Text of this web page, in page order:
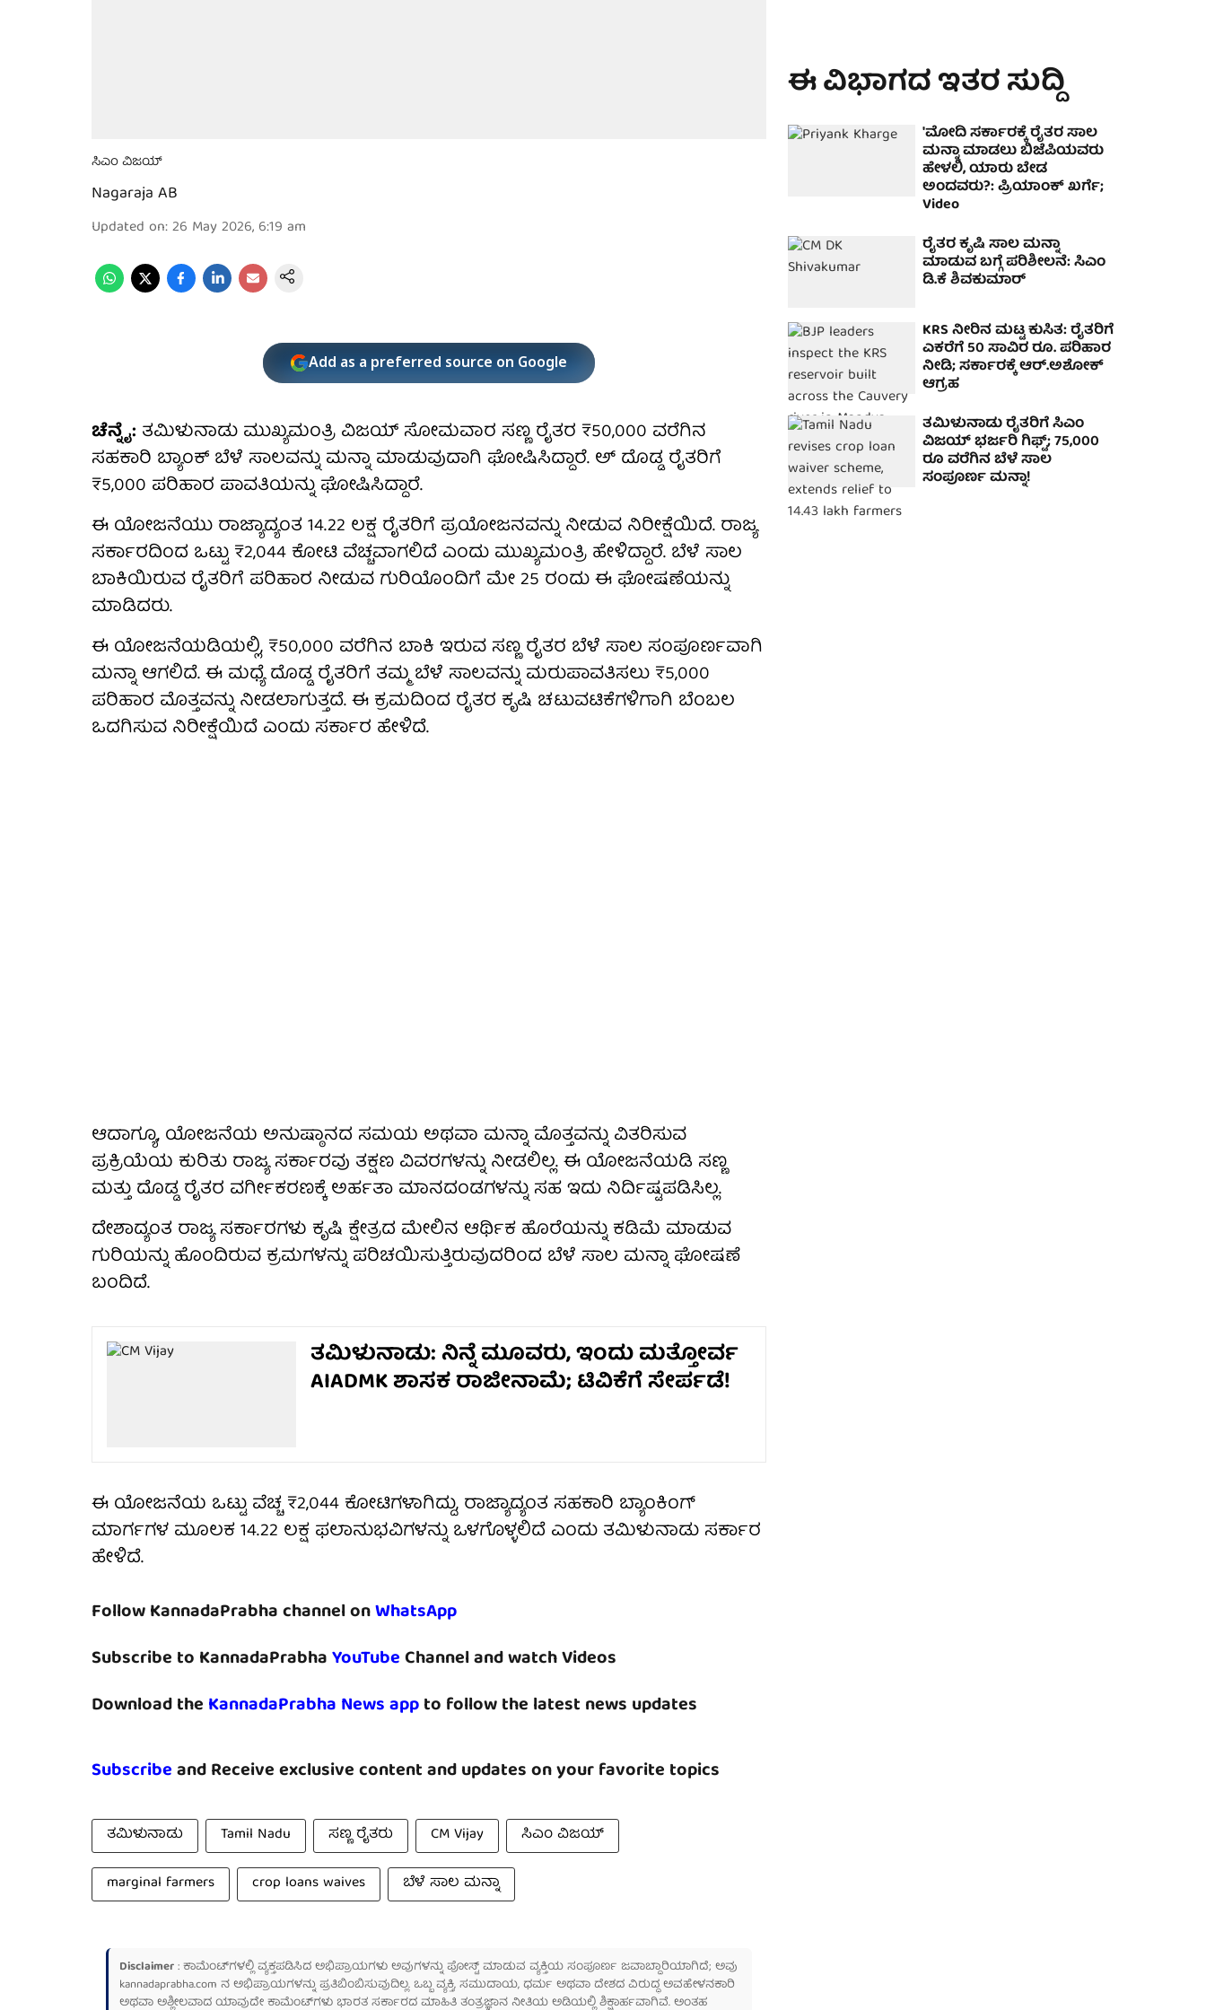
ಸಿಎಂ ವಿಜಯ್
Nagaraja AB
Updated on:26 May 2026, 6:19 am
Add as a preferred source on Google
ಚೆನ್ನೈ: ತಮಿಳುನಾಡು ಮುಖ್ಯಮಂತ್ರಿ ವಿಜಯ್ ಸೋಮವಾರ ಸಣ್ಣ ರೈತರ ₹50,000 ವರೆಗಿನ
ಸಹಕಾರಿ ಬ್ಯಾಂಕ್ ಬೆಳೆ ಸಾಲವನ್ನು ಮನ್ನಾ ಮಾಡುವುದಾಗಿ ಘೋಷಿಸಿದ್ದಾರೆ. ಅ್ ದೊಡ್ಡ ರೈತರಿಗೆ
₹5,000 ಪರಿಹಾರ ಪಾವತಿಯನ್ನು ಘೋಷಿಸಿದ್ದಾರೆ.
ಈ ಯೋಜನೆಯು ರಾಜ್ಯಾದ್ಯಂತ 14.22 ಲಕ್ಷ ರೈತರಿಗೆ ಪ್ರಯೋಜನವನ್ನು ನೀಡುವ ನಿರೀಕ್ಷೆಯಿದೆ. ರಾಜ್ಯ
ಸರ್ಕಾರದಿಂದ ಒಟ್ಟು ₹2,044 ಕೋಟಿ ವೆಚ್ಚವಾಗಲಿದೆ ಎಂದು ಮುಖ್ಯಮಂತ್ರಿ ಹೇಳಿದ್ದಾರೆ. ಬೆಳೆ ಸಾಲ
ಬಾಕಿಯಿರುವ ರೈತರಿಗೆ ಪರಿಹಾರ ನೀಡುವ ಗುರಿಯೊಂದಿಗೆ ಮೇ 25 ರಂದು ಈ ಘೋಷಣೆಯನ್ನು
ಮಾಡಿದರು.
ಈ ಯೋಜನೆಯಡಿಯಲ್ಲಿ, ₹50,000 ವರೆಗಿನ ಬಾಕಿ ಇರುವ ಸಣ್ಣ ರೈತರ ಬೆಳೆ ಸಾಲ ಸಂಪೂರ್ಣವಾಗಿ
ಮನ್ನಾ ಆಗಲಿದೆ. ಈ ಮಧ್ಯೆ ದೊಡ್ಡ ರೈತರಿಗೆ ತಮ್ಮ ಬೆಳೆ ಸಾಲವನ್ನು ಮರುಪಾವತಿಸಲು ₹5,000
ಪರಿಹಾರ ಮೊತ್ತವನ್ನು ನೀಡಲಾಗುತ್ತದೆ. ಈ ಕ್ರಮದಿಂದ ರೈತರ ಕೃಷಿ ಚಟುವಟಿಕೆಗಳಿಗಾಗಿ ಬೆಂಬಲ
ಒದಗಿಸುವ ನಿರೀಕ್ಷೆಯಿದೆ ಎಂದು ಸರ್ಕಾರ ಹೇಳಿದೆ.
ಆದಾಗ್ಯೂ, ಯೋಜನೆಯ ಅನುಷ್ಠಾನದ ಸಮಯ ಅಥವಾ ಮನ್ನಾ ಮೊತ್ತವನ್ನು ವಿತರಿಸುವ
ಪ್ರಕ್ರಿಯೆಯ ಕುರಿತು ರಾಜ್ಯ ಸರ್ಕಾರವು ತಕ್ಷಣ ವಿವರಗಳನ್ನು ನೀಡಲಿಲ್ಲ. ಈ ಯೋಜನೆಯಡಿ ಸಣ್ಣ
ಮತ್ತು ದೊಡ್ಡ ರೈತರ ವರ್ಗೀಕರಣಕ್ಕೆ ಅರ್ಹತಾ ಮಾನದಂಡಗಳನ್ನು ಸಹ ಇದು ನಿರ್ದಿಷ್ಟಪಡಿಸಿಲ್ಲ.
ದೇಶಾದ್ಯಂತ ರಾಜ್ಯ ಸರ್ಕಾರಗಳು ಕೃಷಿ ಕ್ಷೇತ್ರದ ಮೇಲಿನ ಆರ್ಥಿಕ ಹೊರೆಯನ್ನು ಕಡಿಮೆ ಮಾಡುವ
ಗುರಿಯನ್ನು ಹೊಂದಿರುವ ಕ್ರಮಗಳನ್ನು ಪರಿಚಯಿಸುತ್ತಿರುವುದರಿಂದ ಬೆಳೆ ಸಾಲ ಮನ್ನಾ ಘೋಷಣೆ
ಬಂದಿದೆ.
ತಮಿಳುನಾಡು: ನಿನ್ನೆ ಮೂವರು, ಇಂದು ಮತ್ತೋರ್ವ
AIADMK ಶಾಸಕ ರಾಜೀನಾಮೆ; ಟಿವಿಕೆಗೆ ಸೇರ್ಪಡೆ!
ಈ ಯೋಜನೆಯ ಒಟ್ಟು ವೆಚ್ಚ ₹2,044 ಕೋಟಿಗಳಾಗಿದ್ದು, ರಾಜ್ಯಾದ್ಯಂತ ಸಹಕಾರಿ ಬ್ಯಾಂಕಿಂಗ್
ಮಾರ್ಗಗಳ ಮೂಲಕ 14.22 ಲಕ್ಷ ಫಲಾನುಭವಿಗಳನ್ನು ಒಳಗೊಳ್ಳಲಿದೆ ಎಂದು ತಮಿಳುನಾಡು ಸರ್ಕಾರ
ಹೇಳಿದೆ.
Follow KannadaPrabha channel onWhatsApp
Subscribe to KannadaPrabhaYouTubeChannel and watch Videos
Download the KannadaPrabha News appto follow the latest news updates
Subscribeand Receive exclusive content and updates on your favorite topics
ತಮಿಳುನಾಡು Tamil Nadu ಸಣ್ಣ ರೈತರು CM Vijay
ಸಿಎಂ ವಿಜಯ್
marginal farmers
crop loans waives ಬೆಳೆ ಸಾಲ ಮನ್ನಾ
Disclaimer: ಕಾಮೆಂಟ್‌ಗಳಲ್ಲಿ ವ್ಯಕ್ತಪಡಿಸಿದ ಅಭಿಪ್ರಾಯಗಳು ಅವುಗಳನ್ನು ಪೋಸ್ಟ್ ಮಾಡುವ ವ್ಯಕ್ತಿಯ ಸಂಪೂರ್ಣ ಜವಾಬ್ದಾರಿಯಾಗಿದೆ; ಅವು
kannadaprabha.com ನ ಅಭಿಪ್ರಾಯಗಳನ್ನು ಪ್ರತಿಬಿಂಬಿಸುವುದಿಲ್ಲ. ಒಬ್ಬ ವ್ಯಕ್ತಿ, ಸಮುದಾಯ, ಧರ್ಮ ಅಥವಾ ದೇಶದ ವಿರುದ್ಧ ಅವಹೇಳನಕಾರಿ
ಅಥವಾ ಅಶ್ಲೀಲವಾದ ಯಾವುದೇ ಕಾಮೆಂಟ್‌ಗಳು ಭಾರತ ಸರ್ಕಾರದ ಮಾಹಿತಿ ತಂತ್ರಜ್ಞಾನ ನೀತಿಯ ಅಡಿಯಲ್ಲಿ ಶಿಕ್ಷಾರ್ಹವಾಗಿವೆ. ಅಂತಹ
ಈ ವಿಭಾಗದ ಇತರ ಸುದ್ದಿ
'ಮೋದಿ ಸರ್ಕಾರಕ್ಕೆ ರೈತರ ಸಾಲ
ಮನ್ನಾ ಮಾಡಲು ಬಿಜೆಪಿಯವರು
ಹೇಳಲಿ, ಯಾರು ಬೇಡ
ಅಂದವರು?: ಪ್ರಿಯಾಂಕ್ ಖರ್ಗೆ;
Video
ರೈತರ ಕೃಷಿ ಸಾಲ ಮನ್ನಾ
ಮಾಡುವ ಬಗ್ಗೆ ಪರಿಶೀಲನೆ: ಸಿಎಂ
ಡಿ.ಕೆ ಶಿವಕುಮಾರ್
KRS ನೀರಿನ ಮಟ್ಟ ಕುಸಿತ: ರೈತರಿಗೆ
ಎಕರೆಗೆ 50 ಸಾವಿರ ರೂ. ಪರಿಹಾರ
ನೀಡಿ; ಸರ್ಕಾರಕ್ಕೆ ಆರ್‌.ಅಶೋಕ್
ಆಗ್ರಹ
ತಮಿಳುನಾಡು ರೈತರಿಗೆ ಸಿಎಂ
ವಿಜಯ್ ಭರ್ಜರಿ ಗಿಫ್ಟ್; 75,000
ರೂ ವರೆಗಿನ ಬೆಳೆ ಸಾಲ
ಸಂಪೂರ್ಣ ಮನ್ನಾ!